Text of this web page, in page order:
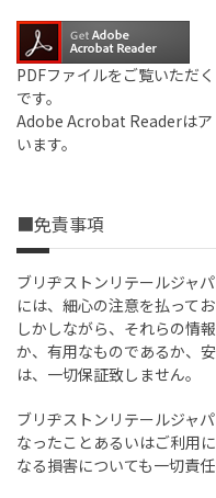
PDFファイルをご覧いただ
です。
Adobe Acrobat Readerはア
います。
■免責事項
ブリヂストンリテールジャ
には、細心の注意を払ってお
しかしながら、それらの情
か、有用なものであるか、
は、一切保証致しません。
ブリヂストンリテールジャ
なったことあるいはご利用
なる損害についても一切責